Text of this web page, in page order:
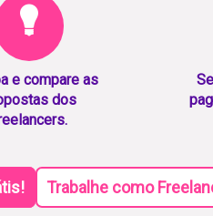
e compare as
dos
Trabalhe como